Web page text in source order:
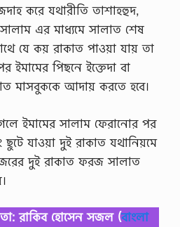
করে যথারীতি তাশাহহুদ,
এর মাধ্যমে সালাত শেষ
যে কয় রাকাত পাওয়া যায় তা
পিছনে ইক্তেদা বা
মাসবুককে আদায় করতে হবে।
ইমামের সালাম ফেরানোর পর
ছুটে যাওয়া দুই রাকাত যথানিয়মে
দুই রাকাত ফরজ সালাত
রাকিব হোসেন সজল (বাংলা